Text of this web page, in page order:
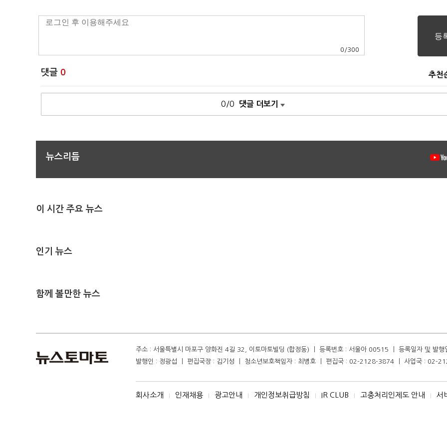
0 /300
댓글 0 추천
0/0 댓글 더보기
뉴스리듬
이 시간 주요 뉴스
인기 뉴스
함께 볼만한 뉴스
주소 : 서울특별시 마포구 양화진 4길 32, 이토마토빌딩 (합정동) ㅣ 등록번호 : 서울아 00515 ㅣ 등록일자 및 발
발행인 : 정광섭 ㅣ 편집국장 : 김기성 ㅣ 청소년보호책임자 : 최병호 ㅣ 편집국 : 02-2128-3874 ㅣ 사업국 : 02-
회사소개 I 인재채용 I 광고안내 I 개인정보취급방침 I IR CLUB I 고충처리인제도 안내 I 서